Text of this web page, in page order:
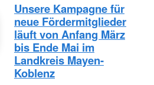
Unsere Kampagne für
neue Fördermitglieder
läuft von Anfang März
bis Ende Mai im
Landkreis Mayen-
Koblenz